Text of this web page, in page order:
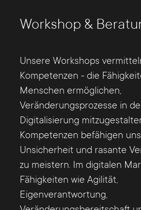
Workshop &
Unsere Workshops
Kompetenzen - die
Menschen ermöglichen,
Veränderungsprozesse in
Digitalisierung
Kompetenzen befähigen
Unsicherheit und rasante
zu meistern. Im digitalen
Fähigkeiten wie Agilität,
Eigenverantwortung,